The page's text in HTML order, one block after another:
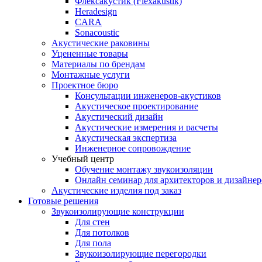
Heradesign
CARA
Sonacoustic
Акустические раковины
Уцененные товары
Материалы по брендам
Монтажные услуги
Проектное бюро
Консультации инженеров-акустиков
Акустическое проектирование
Акустический дизайн
Акустические измерения и расчеты
Акустическая экспертиза
Инженерное сопровождение
Учебный центр
Обучение монтажу звукоизоляции
Онлайн семинар для архитекторов и
Акустические изделия под заказ
Готовые решения
Звукоизолирующие конструкции
Для стен
Для потолков
Для пола
Звукоизолирующие перегородки